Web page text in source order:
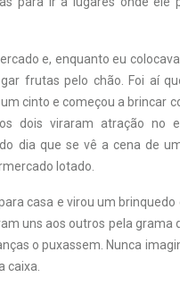
e, enquanto eu
frutas pelo chão. Foi aí
cinto e começou a brincar
dois viraram atração no
dia que se vê a cena de
lotado.
casa e virou um
uns aos outros pela grama
o puxassem. Nunca
caixa.